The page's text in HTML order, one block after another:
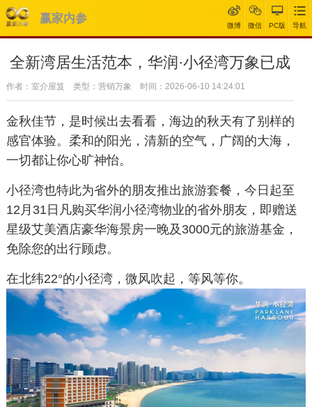
赢家内参
微博 微信 PC版 导航
全新湾居生活范本，华润·小径湾万象已成
作者：室介屋笈 类型：营销万象 时间：2026-06-10 14:24:01
金秋佳节，是时候出去看看，海边的秋天有了别样的
感官体验。柔和的阳光，清新的空气，广阔的大海，
一切都让你心旷神怡。
小径湾也特此为省外的朋友推出旅游套餐，今日起至
12月31日凡购买华润小径湾物业的省外朋友，即赠送
星级艾美酒店豪华海景房一晚及3000元的旅游基金，
免除您的出行顾虑。
在北纬22°的小径湾，微风吹起，等风等你。